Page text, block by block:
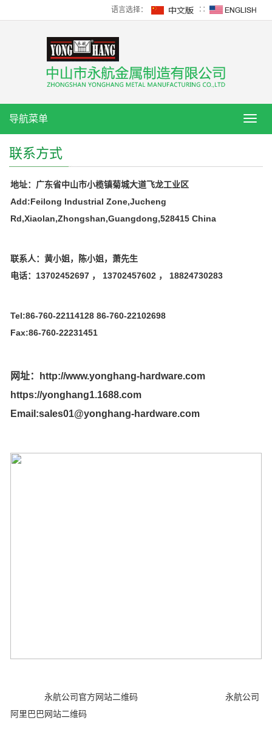
语言选择： ∷
导
导航菜单
联系方式
地址：广东省中山市小榄镇菊城大道飞龙工业区
Add:Feilong Industrial Zone,Jucheng
Rd,Xiaolan,Zhongshan,Guangdong,528415 China
联系人：黄小姐，陈小姐，萧先生
电话：13702452697 ， 13702457602 ， 18824730283
Tel:86-760-22114128 86-760-22102698
Fax:86-760-22231451
网址：http://www.yonghang-hardware.com
https://yonghang1.1688.com
Email:sales01@yonghang-hardware.com
永航公司官方网站二维码 永航公司
阿里巴巴网站二维码